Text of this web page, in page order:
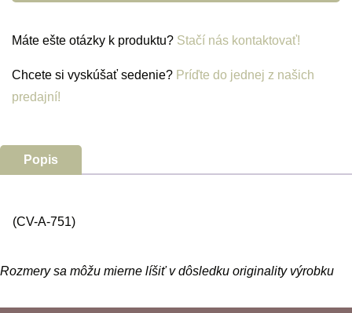
kreslo
Siena
Máte ešte otázky k produktu? Stačí nás kontaktovať!
Chcete si vyskúšať sedenie? Príďte do jednej z našich
predajní!
Popis
(CV-A-751)
Rozmery sa môžu mierne líšiť v dôsledku originality výrobku